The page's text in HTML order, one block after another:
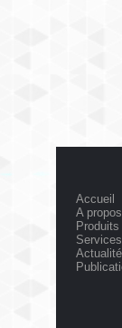
Accueil
A
Produits
Services